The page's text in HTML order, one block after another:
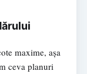
maxime, așa
ceva planuri